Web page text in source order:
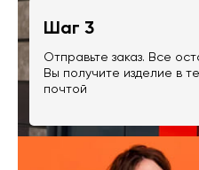
Шаг 3
Отправьте заказ. Все
Вы получите изделие в
почтой